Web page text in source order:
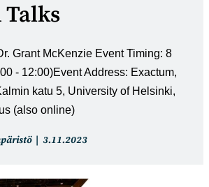
Talks
Grant McKenzie Event Timing: 8
- 12:00)Event Address: Exactum,
katu 5, University of Helsinki,
(also online)
Artikkeli
3.11.2023